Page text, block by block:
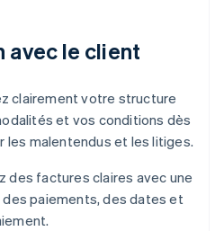
avec le client
clairement votre structure
et vos conditions dès
les malentendus et les litiges.
des factures claires avec une
paiements, des dates et